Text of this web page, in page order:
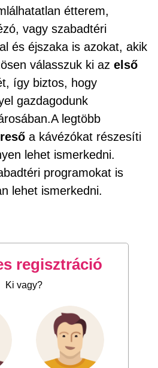
étterem,
vagy szabadtéri
és éjszaka is azokat, akik
válasszuk ki az első
így biztos, hogy
gazdagodunk
legtöbb
a kávézókat részesíti
lehet ismerkedni.
programokat is
lehet ismerkedni.
regisztráció
Ki vagy?